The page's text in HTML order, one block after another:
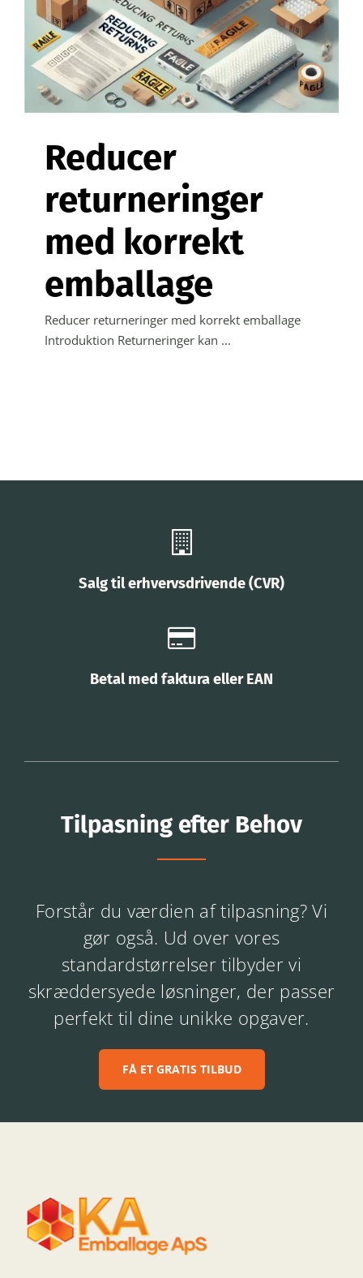
Kontakt
Webshop
Reducer
returneringer
med korrekt
emballage
Reducer returneringer med korrekt emballage
Introduktion Returneringer kan ...
Salg til erhvervsdrivende (CVR)
Betal med faktura eller EAN
Tilpasning efter Behov
Forstår du værdien af tilpasning? Vi
gør også. Ud over vores
standardstørrelser tilbyder vi
skræddersyede løsninger, der passer
perfekt til dine unikke opgaver.
FÅ ET GRATIS TILBUD